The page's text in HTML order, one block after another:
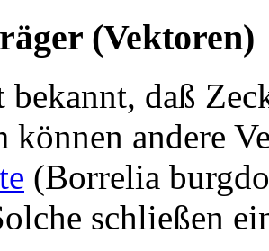
(Vektoren)
bekannt, daß
können andere
(Borrelia
schließen